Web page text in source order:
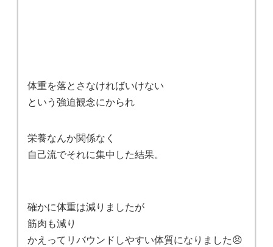
体重を落とさなければいけない
という強迫観念にかられ
栄養なんか関係なく
自己流でそれに集中した結果。
確かに体重は減りましたが
筋肉も減り
かえってリバウンドしやすい体質になりました😣